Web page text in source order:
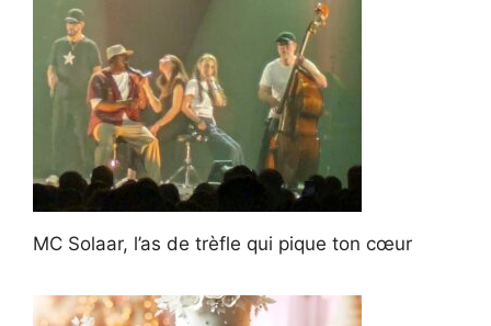
MC Solaar, l’as de trèfle qui pique ton cœur